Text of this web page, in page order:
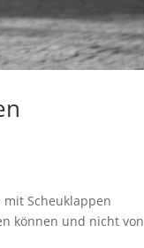
Scheuklappen
können und nicht von